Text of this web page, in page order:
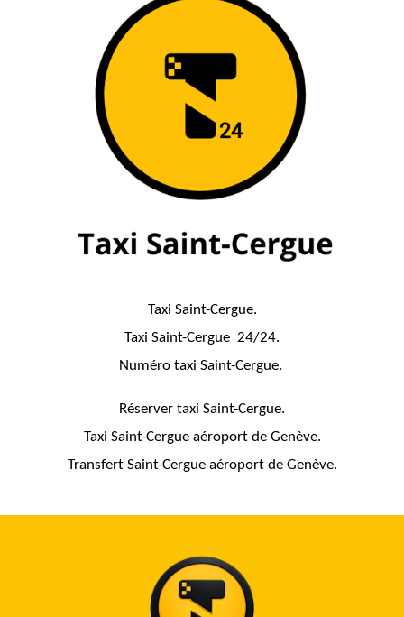
Taxi Saint-Cergue.
Taxi Saint-Cergue 24/24.
Numéro taxi Saint-Cergue.
Réserver taxi Saint-Cergue.
Taxi Saint-Cergue aéroport de Genève.
Transfert Saint-Cergue aéroport de Genève.